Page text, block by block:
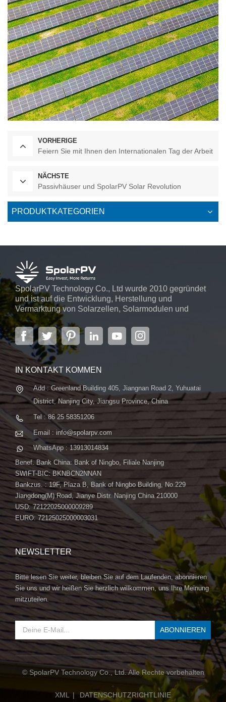
VORHERIGE
Feiern Sie mit Ihnen den Internationalen Tag der Arbeit
NÄCHSTE
Passivhäuser und SpolarPV Solar Revolution
PRODUKTKATEGORIEN
SpolarPV Technology Co., Ltd wurde 2010 gegründet
und ist auf die Entwicklung, Herstellung und
Vermarktung von Solarzellen, Solarmodulen und
Solarstromsystemen spezialisiert. Das Unternehmen
mit Sitz in der Hauptstadt der Provinz Jiangsu,
Nanjing, erstreckt sich über 6.000 m² und verfügt über
fortschrittliche automatische ...
IN KONTAKT KOMMEN
Add : Greenland Building 405, Jiangnan Road 2, Yuhuatai
District, Nanjing City, Jiangsu Province, China
Tel : 86 25 58351206
Email : info@spolarpv.com
WhatsApp : 13913014834
Benef. Bank China: Bank of Ningbo, Filiale Nanjing
SWIFT-BIC: BKNBCN2NNAN
Bankzus. : 19F, Plaza B, Bank of Ningbo Building, No.229
Jiangdong(M) Road, Jianye Distr. Nanjing China 210000
USD: 72122025000009289
EURO: 72125025000003031
NEWSLETTER
Bitte lesen Sie weiter, bleiben Sie auf dem Laufenden, abonnieren
Sie uns und wir heißen Sie herzlich willkommen, uns Ihre Meinung
mitzuteilen.
© SpolarPV Technology Co., Ltd. Alle Rechte vorbehalten
.
XML |
DATENSCHUTZRICHTLINIE